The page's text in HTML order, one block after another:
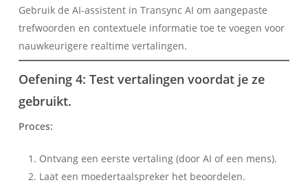
Gebruik de AI-assistent in Transync AI om aangepaste
trefwoorden en contextuele informatie toe te voegen voor
nauwkeurigere realtime vertalingen.
Oefening 4: Test vertalingen voordat je ze
gebruikt.
Proces:
Ontvang een eerste vertaling (door AI of een mens).
Laat een moedertaalspreker het beoordelen.